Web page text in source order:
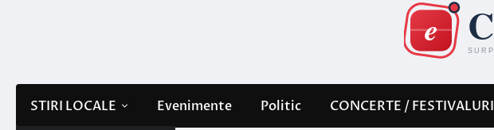
STIRI LOCALE Evenimente Politic CONCERTE / FESTIVALURI